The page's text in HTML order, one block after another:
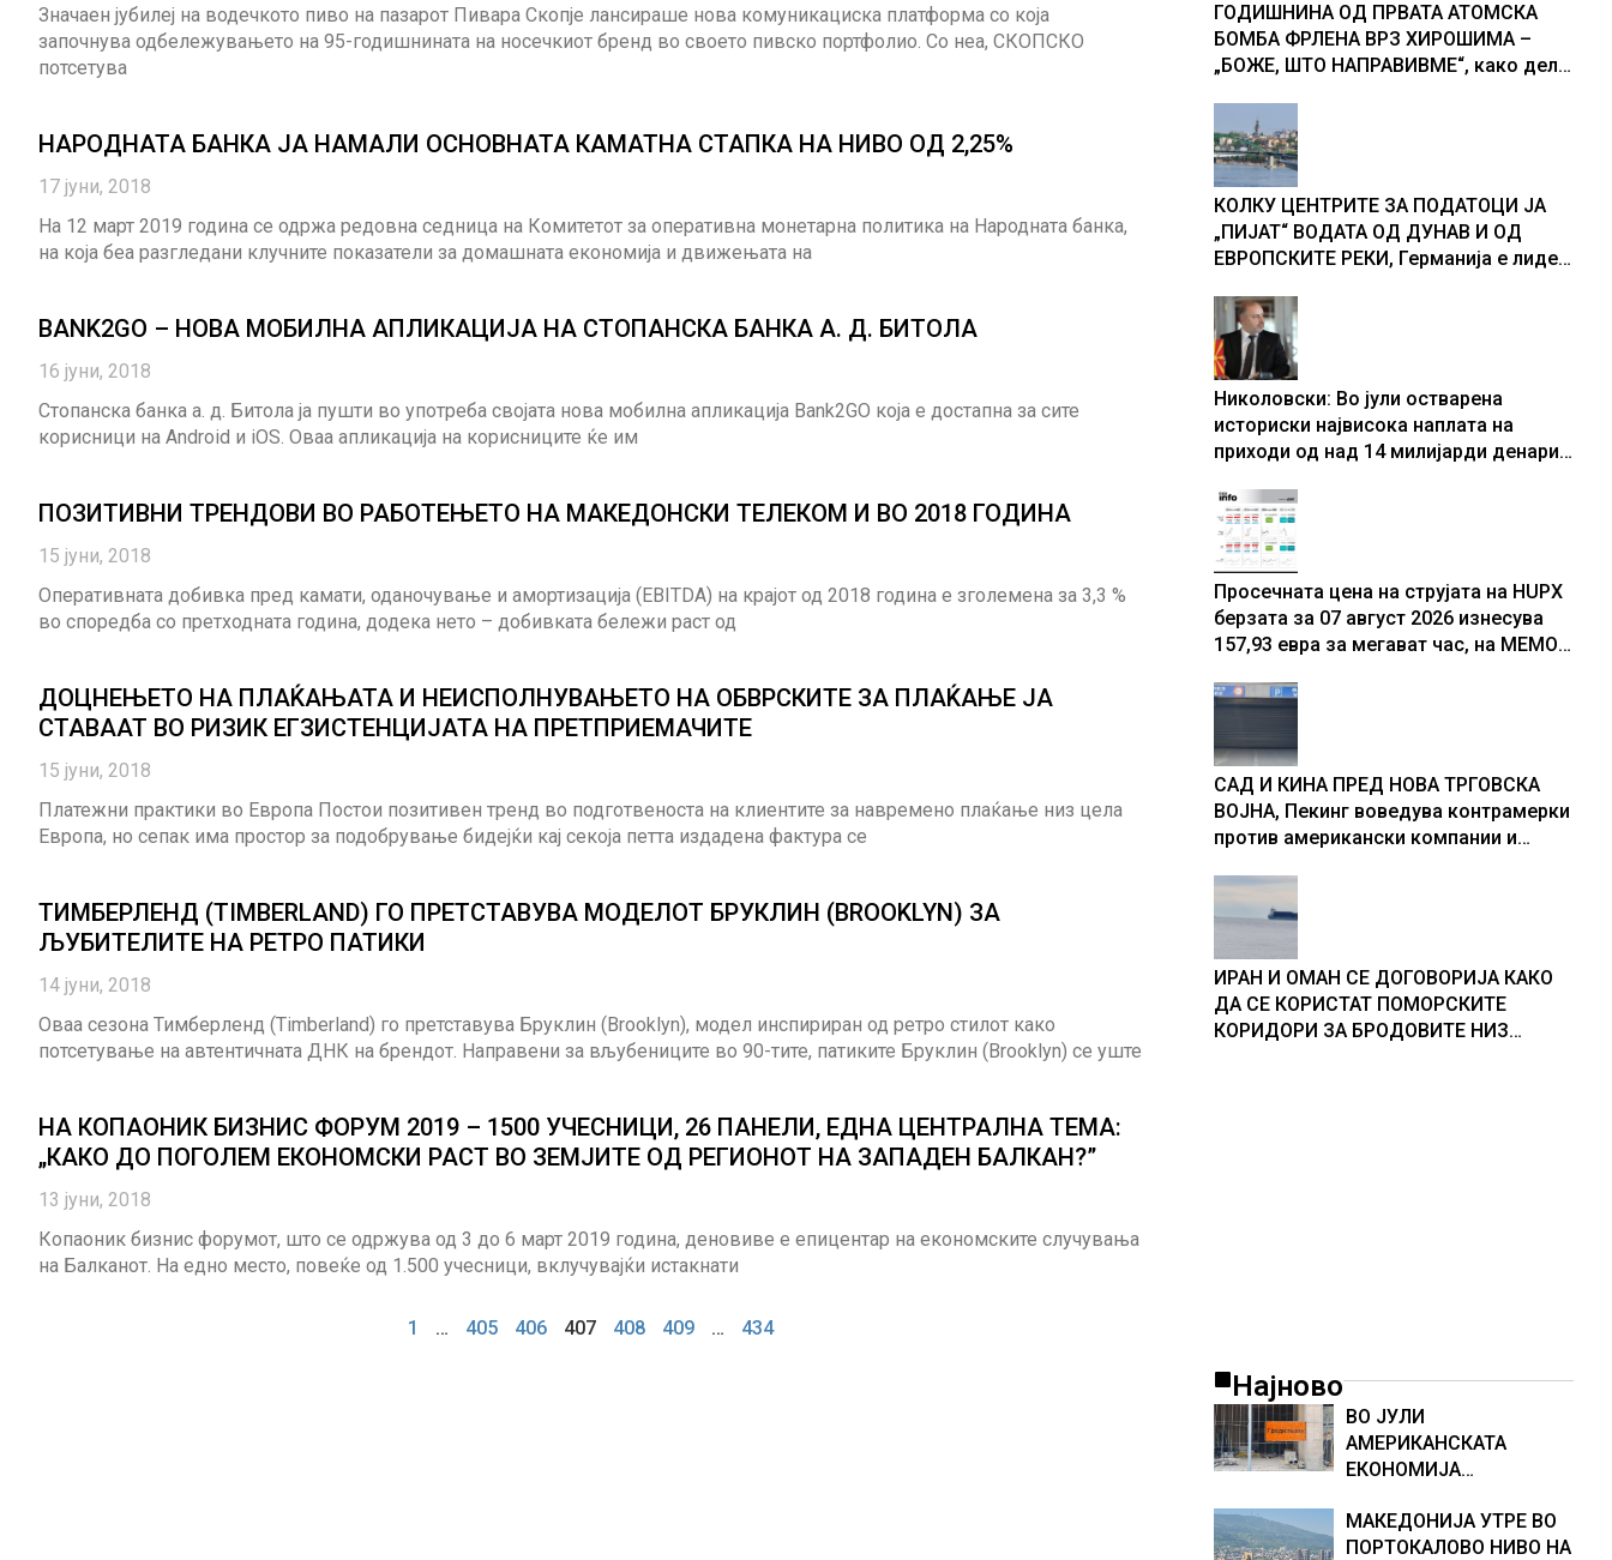
Значаен јубилеј на водечкото пиво на пазарот Пивара Скопје лансираше нова комуникациска платформа со која
започнува одбележувањето на 95-годишнината на носечкиот бренд во своето пивско портфолио. Со неа, СКОПСКО
потсетува
НАРОДНАТА БАНКА ЈА НАМАЛИ ОСНОВНАТА КАМАТНА СТАПКА НА НИВО ОД 2,25%
17 јуни, 2018
На 12 март 2019 година се одржа редовна седница на Комитетот за оперативна монетарна политика на Народната банка,
на која беа разгледани клучните показатели за домашната економија и движењата на
BANK2GO – НОВА МОБИЛНА АПЛИКАЦИЈА НА СТОПАНСКА БАНКА А. Д. БИТОЛА
16 јуни, 2018
Стопанска банка а. д. Битола ја пушти во употреба својата нова мобилна апликација Bank2GO која е достапна за сите
корисници на Android и iOS. Оваа апликација на корисниците ќе им
ПОЗИТИВНИ ТРЕНДОВИ ВО РАБОТЕЊЕТО НА МАКЕДОНСКИ ТЕЛЕКОМ И ВО 2018 ГОДИНА
15 јуни, 2018
Оперативната добивка пред камати, оданочување и амортизација (EBITDA) на крајот од 2018 година е зголемена за 3,3 %
во споредба со претходната година, додека нето – добивката бележи раст од
ДОЦНЕЊЕТО НА ПЛАЌАЊАТА И НЕИСПОЛНУВАЊЕТО НА ОБВРСКИТЕ ЗА ПЛАЌАЊЕ ЈА
СТАВААТ ВО РИЗИК ЕГЗИСТЕНЦИЈАТА НА ПРЕТПРИЕМАЧИТЕ
15 јуни, 2018
Платежни практики во Европа Постои позитивен тренд во подготвеноста на клиентите за навремено плаќање низ цела
Европа, но сепак има простор за подобрување бидејќи кај секоја петта издадена фактура се
ТИМБЕРЛЕНД (TIMBERLAND) ГО ПРЕТСТАВУВА МОДЕЛОТ БРУКЛИН (BROOKLYN) ЗА
ЉУБИТЕЛИТЕ НА РЕТРО ПАТИКИ
14 јуни, 2018
Оваа сезона Тимберленд (Timberland) го претставува Бруклин (Brooklyn), модел инспириран од ретро стилот како
потсетување на автентичната ДНК на брендот. Направени за вљубениците во 90-тите, патиките Бруклин (Brooklyn) се уште
НА КОПАОНИК БИЗНИС ФОРУМ 2019 – 1500 УЧЕСНИЦИ, 26 ПАНЕЛИ, ЕДНА ЦЕНТРАЛНА ТЕМА:
„КАКО ДО ПОГОЛЕМ ЕКОНОМСКИ РАСТ ВО ЗЕМЈИТЕ ОД РЕГИОНОТ НА ЗАПАДЕН БАЛКАН?”
13 јуни, 2018
Копаоник бизнис форумот, што се одржува од 3 до 6 март 2019 година, деновиве е епицентар на економските случувања
на Балканот. На едно место, повеќе од 1.500 учесници, вклучувајќи истакнати
1 … 405 406 407 408 409 … 434
ГОДИШНИНА ОД ПРВАТА АТОМСКА
БОМБА ФРЛЕНА ВРЗ ХИРОШИМА –
„БОЖЕ, ШТО НАПРАВИВМЕ“, како дел
учесниците во бомбардирањето го
доживуваа овој настан што го
промени текот на историјата
КОЛКУ ЦЕНТРИТЕ ЗА ПОДАТОЦИ ЈА
„ПИЈАТ“ ВОДАТА ОД ДУНАВ И ОД
ЕВРОПСКИТЕ РЕКИ, Германија е лидер
центри за податоци
Николовски: Во јули остварена
историски највисока наплата на
приходи од над 14 милијарди денари
резултати
Просечната цена на струјата на HUPX
берзата за 07 август 2026 изнесува
157,93 евра за мегават час, на МЕМО
САД И КИНА ПРЕД НОВА ТРГОВСКА
ВОЈНА, Пекинг воведува контрамерки
против американски компании и
ИРАН И ОМАН СЕ ДОГОВОРИЈА КАКО
ДА СЕ КОРИСТАТ ПОМОРСКИТЕ
КОРИДОРИ ЗА БРОДОВИТЕ НИЗ
Најново
ВО ЈУЛИ
АМЕРИКАНСКАТА
ЕКОНОМИЈА
23.000 РАБОТНИ МЕСТА
МАКЕДОНИЈА УТРЕ ВО
ПОРТОКАЛОВО НИВО НА